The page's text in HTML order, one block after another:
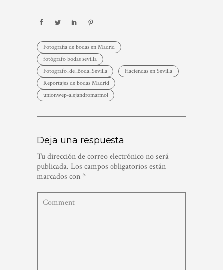
Fotografia de bodas en Madrid
fotógrafo bodas sevilla
Fotografo_de_Boda_Sevilla
Haciendas en Sevilla
Reportajes de bodas Madrid
unionwep-alejandromarmol
Deja una respuesta
Tu dirección de correo electrónico no será
publicada. Los campos obligatorios están
marcados con*